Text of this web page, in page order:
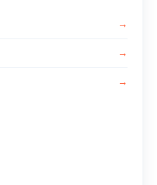
→
→
→